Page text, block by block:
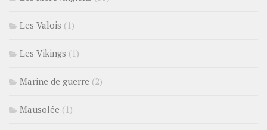
Les Valois (1)
Les Vikings (1)
Marine de guerre (2)
Mausolée (1)